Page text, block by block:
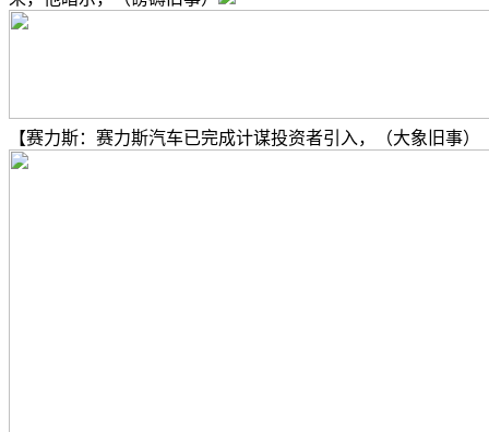
【赛力斯：赛力斯汽车已完成计谋投资者引入，（大象旧事）